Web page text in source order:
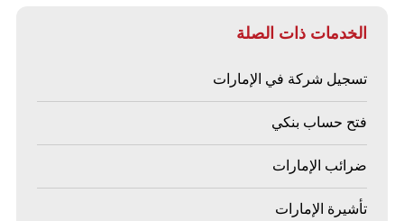
الخدمات ذات الصلة
تسجيل شركة في الإمارات
فتح حساب بنكي
ضرائب الإمارات
تأشيرة الإمارات